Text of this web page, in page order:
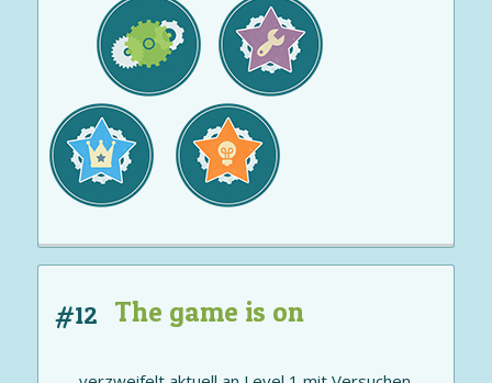
#12 The game is on